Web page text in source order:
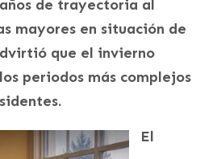
de trayectoria al
mayores en situación de
que el invierno
periodos más complejos
El